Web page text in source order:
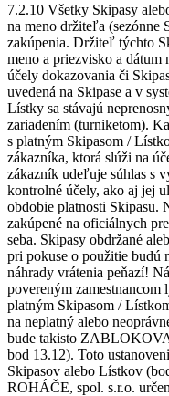
7.2.10 Všetky Skipasy
na meno držiteľa (sezónne
zakúpenia. Držiteľ týchto
meno a priezvisko a dátum
účely dokazovania či
uvedená na Skipase a v
Lístky sa stávajú
zariadením (turniketom).
s platným Skipasom /
zákazníka, ktorá slúži na
zákazník udeľuje súhlas s
kontrolné účely, ako aj jej
obdobie platnosti Skipasu.
zakúpené na oficiálnych
seba. Skipasy obdržané
pri pokuse o použitie
náhrady vrátenia peňazí!
povereným zamestnancom
platným Skipasom /
na neplatný alebo
bude takisto
bod 13.12). Toto
Skipasov alebo Lístkov
ROHÁČE, spol. s.r.o.